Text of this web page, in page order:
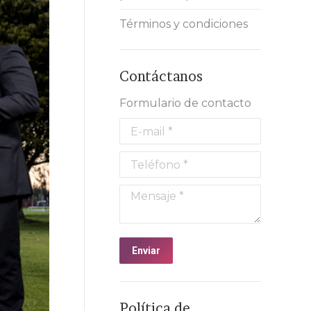
Términos y condiciones
Contáctanos
Formulario de contacto
E-mail *
Teléfono *
Mensaje *
Enviar